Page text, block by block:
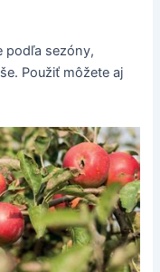
podľa sezóny,
Použiť môžete aj